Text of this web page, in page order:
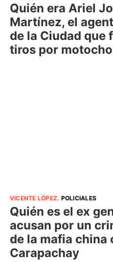
Quién era Ariel
Martínez, el
de la Ciudad que
tiros por
VICENTE LÓPEZ. POLICIALES
Quién es el ex
acusan por un
de la mafia china
Carapachay